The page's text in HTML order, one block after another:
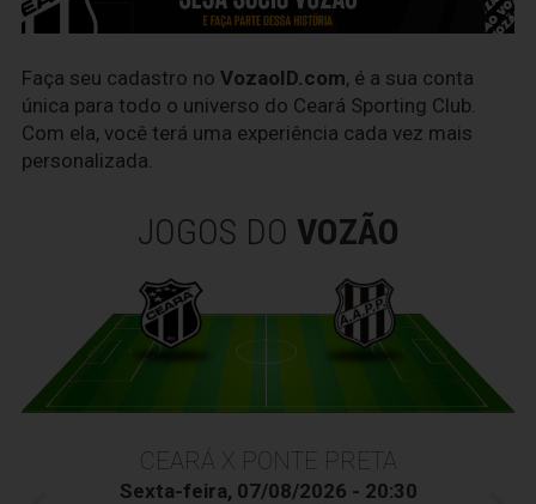
Faça seu cadastro no VozaoID.com, é a sua conta
única para todo o universo do Ceará Sporting Club.
Com ela, você terá uma experiência cada vez mais
personalizada.
JOGOS DO VOZÃO
CEARÁ X PONTE PRETA
Sexta-feira, 07/08/2026 - 20:30